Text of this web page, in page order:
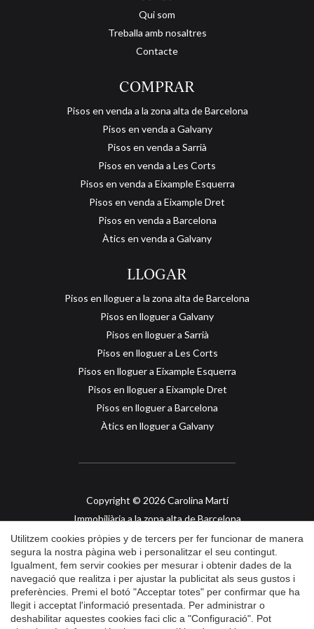
serveis, comerços i connexions a pocs minuts. T’esperem per
Qui som
Treballa amb nosaltres
Contacte
COMPRAR
Pisos en venda a la zona alta de Barcelona
Pisos en venda a Galvany
Pisos en venda a Sarrià
Pisos en venda a Les Corts
Pisos en venda a Eixample Esquerra
Pisos en venda a Eixample Dret
Pisos en venda a Barcelona
Àtics en venda a Galvany
LLOGAR
Pisos en lloguer a la zona alta de Barcelona
Pisos en lloguer a Galvany
Pisos en lloguer a Sarrià
Pisos en lloguer a Les Corts
Pisos en lloguer a Eixample Esquerra
Pisos en lloguer a Eixample Dret
Pisos en lloguer a Barcelona
Àtics en lloguer a Galvany
Copyright © 2026 Carolina Martí
Immobiliària a la zona alta de Barcelona
API col. 2421
Avís Legal
Política de Privacidad
Política de Cookies
Utilitzem cookies pròpies y de tercers per fer funcionar de manera
segura la nostra pàgina web i personalitzar el seu contingut.
Igualment, fem servir cookies per mesurar i obtenir dades de la
navegació que realitza i per ajustar la publicitat als seus gustos i
preferències. Premi el botó "Acceptar totes" per confirmar que ha
llegit i acceptat l'informació presentada. Per administrar o
deshabilitar aquestes cookies faci clic a "Configuració". Pot
Guardar configuració Acceptar totes